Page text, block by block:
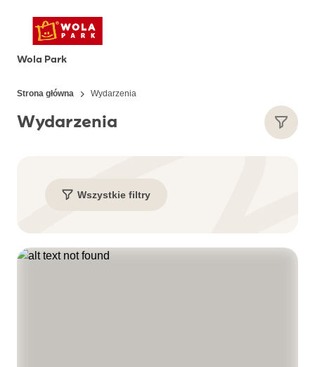
Wola Park
Strona główna Wydarzenia
Wydarzenia
Wszystkie filtry